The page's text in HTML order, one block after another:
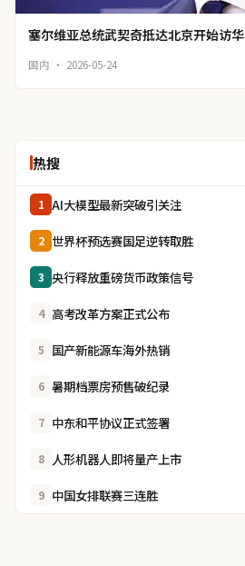
塞尔维亚总统武契奇抵达北京开始访华
国内 · 2026-05-24
热搜
1 AI大模型最新突破引关注
2 世界杯预选赛国足逆转取胜
3 央行释放重磅货币政策信号
4 高考改革方案正式公布
5 国产新能源车海外热销
6 暑期档票房预售破纪录
7 中东和平协议正式签署
8 人形机器人即将量产上市
9 中国女排联赛三连胜